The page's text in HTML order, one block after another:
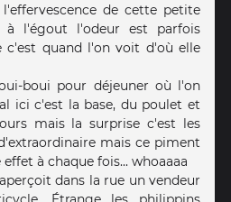
de cette petite
l'égout l'odeur est parfois
c'est quand l'on voit d'où elle
boui pour déjeuner où l'on
ici c'est la base, du poulet et
mais la surprise c'est les
mais ce piment
à chaque fois... whoaaaa
dans la rue un vendeur